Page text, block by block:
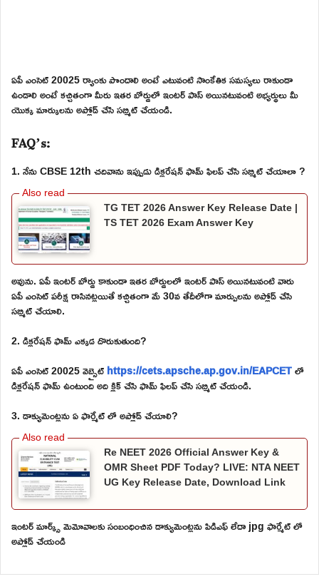
ఏపీ ఎంసెట్ 20025 ర్యాంకు పొందాలి అంటే ఎటువంటి సాంకేతిక సమస్యలు రాకుండా
ఉండాలి అంటే కచ్చితంగా మీరు ఇతర బోర్డులో ఇంటర్ పాస్ అయినటువంటి అభ్యర్థులు మీ
యొక్క మార్కులను అప్లోడ్ చేసి సబ్మిట్ చేయండి.
FAQ’s:
1. నేను CBSE 12th చదివాను ఇప్పుడు డిక్లరేషన్ ఫామ్ ఫిలప్ చేసి సబ్మిట్ చేయాలా ?
TG TET 2026 Answer Key Release Date |
TS TET 2026 Exam Answer Key
అవును. ఏపీ ఇంటర్ బోర్డు కాకుండా ఇతర బోర్డులలో ఇంటర్ పాస్ అయినటువంటి వారు
ఏపీ ఎంసెట్ పరీక్ష రాసినట్లయితే కచ్చితంగా మే 30వ తేదీలోగా మార్పులను అప్లోడ్ చేసి
సబ్మిట్ చేయాలి.
2. డిక్లరేషన్ ఫామ్ ఎక్కడ దొరుకుతుంది?
ఏపీ ఎంసెట్ 20025 వెబ్సైట్https://cets.apsche.ap.gov.in/EAPCETలో
డిక్లరేషన్ ఫామ్ ఉంటుంది అది క్లిక్ చేసి ఫామ్ ఫిలప్ చేసి సబ్మిట్ చేయండి.
3. డాక్యుమెంట్లను ఏ ఫార్మేట్ లో అప్లోడ్ చేయాలి?
Re NEET 2026 Official Answer Key &
OMR Sheet PDF Today? LIVE: NTA NEET
UG Key Release Date, Download Link
ఇంటర్ మార్క్స్ మెమోవాలకు సంబంధించిన డాక్యుమెంట్లను పిడిఎఫ్ లేదా jpg ఫార్మేట్ లో
అప్లోడ్ చేయండి